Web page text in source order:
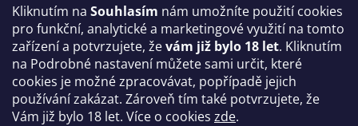
Kliknutím na Souhlasím nám umožníte použití cookies
pro funkční, analytické a marketingové využití na tomto
zařízení a potvrzujete, ževám již bylo 18 let. Kliknutím
na Podrobné nastavení můžete sami určit, které
cookies je možné zpracovávat, popřípadě jejich
používání zakázat. Zároveň tím také potvrzujete, že
Vám již bylo 18 let. Více o cookies zde.
Přijímáme online platby